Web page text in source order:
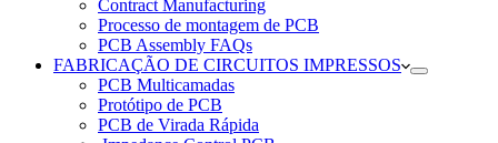
Contract Manufacturing
Processo de montagem de PCB
PCB Assembly FAQs
FABRICAÇÃO DE CIRCUITOS IMPRESSOS
PCB Multicamadas
Protótipo de PCB
PCB de Virada Rápida